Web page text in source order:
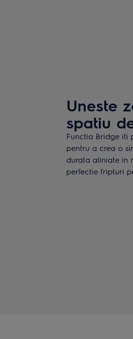
Uneste
spatiu
Functia Bridge iti
pentru a crea o
durata aliniate in
perfectie fripturi